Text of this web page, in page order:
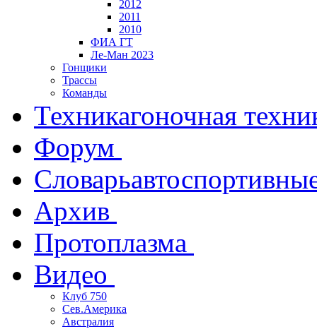
2012
2011
2010
ФИА ГТ
Ле-Ман 2023
Гонщики
Трассы
Команды
Техникагоночная
Форум
Словарь
Архив
Протоплазма
Видео
Клуб 750
Сев.Америка
Австралия